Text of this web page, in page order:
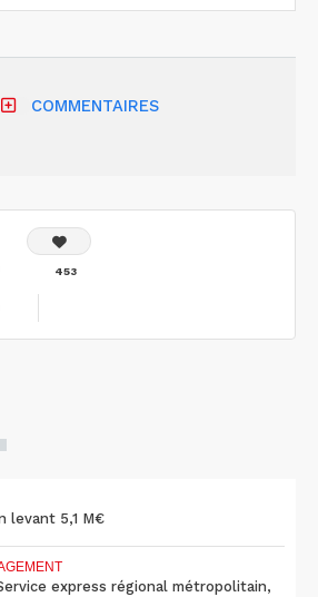
COMMENTAIRES
453
levant 5,1 M€
express régional métropolitain,